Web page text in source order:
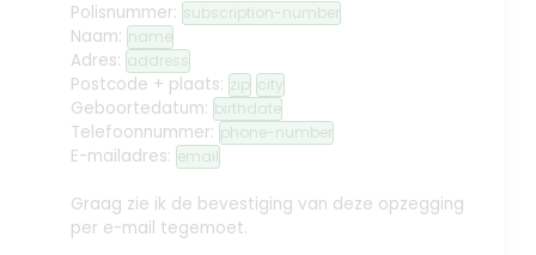
Polisnummer: subscription-number
Naam: name
Adres: address
Postcode + plaats: zip city
Geboortedatum: birthdate
Telefoonnummer: phone-number
E-mailadres: email
Graag zie ik de bevestiging van deze opzegging
per e-mail tegemoet.